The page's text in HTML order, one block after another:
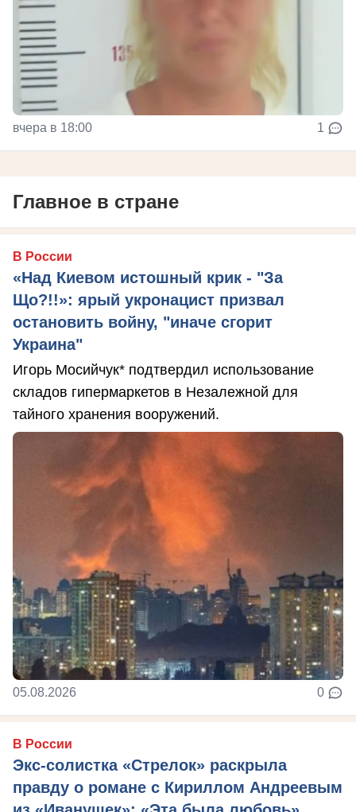
вчера в 18:00 1
Главное в стране
В России
«Над Киевом истошный крик - "За
Що?!!»: ярый укронацист призвал
остановить войну, "иначе сгорит
Украина"
Игорь Мосийчук* подтвердил использование
складов гипермаркетов в Незалежной для
тайного хранения вооружений.
05.08.2026 0
В России
Экс-солистка «Стрелок» раскрыла
правду о романе с Кириллом Андреевым